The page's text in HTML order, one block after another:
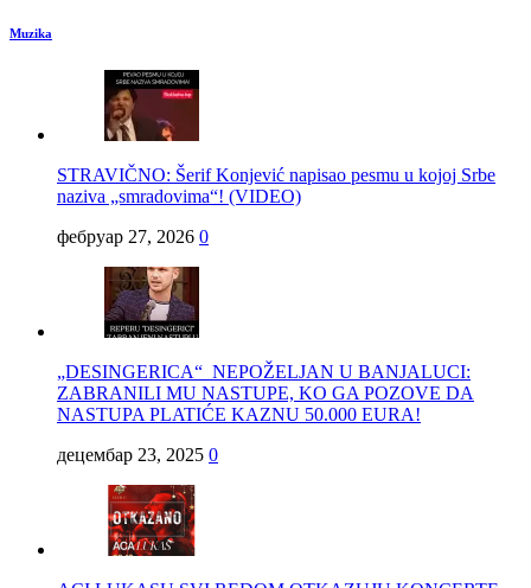
Muzika
STRAVIČNO: Šerif Konjević napisao pesmu u kojoj Srbe
naziva „smradovima“! (VIDEO)
фебруар 27, 2026 0
„DESINGERICA“ NEPOŽELJAN U BANJALUCI:
ZABRANILI MU NASTUPE, KO GA POZOVE DA
NASTUPA PLATIĆE KAZNU 50.000 EURA!
децембар 23, 2025 0